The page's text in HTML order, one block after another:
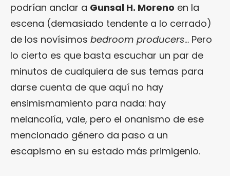
podrían anclar a Gunsal H. Moreno en la
escena (demasiado tendente a lo cerrado)
de los novísimos bedroom producers… Pero
lo cierto es que basta escuchar un par de
minutos de cualquiera de sus temas para
darse cuenta de que aquí no hay
ensimismamiento para nada: hay
melancolía, vale, pero el onanismo de ese
mencionado género da paso a un
escapismo en su estado más primigenio.